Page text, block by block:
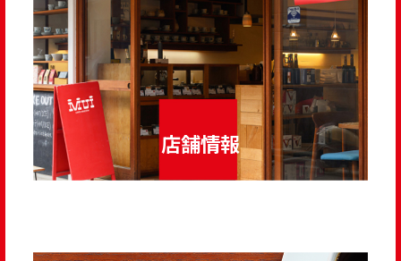
店舗情報